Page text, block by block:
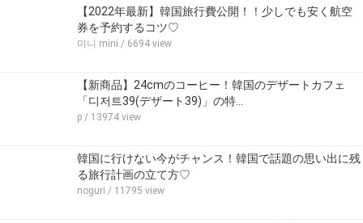
【2022年最新】韓国旅行費公開！！少しでも安く航空
券を予約するコツ♡
미니 mini / 6694 view
【新商品】24cmのコーヒー！韓国のデザートカフェ
「디저트39(デザート39)」の特…
p / 13974 view
韓国に行けない今がチャンス！韓国で話題の思い出に残
る旅行計画の立て方♡
noguri / 11795 view